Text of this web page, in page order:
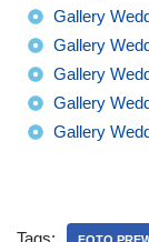
Gallery
Gallery
Gallery
Gallery
Gallery